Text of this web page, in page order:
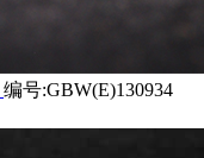
编号:GBW(E)130934